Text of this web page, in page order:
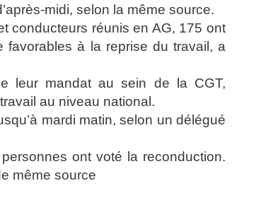
midi, selon la même source.
conducteurs réunis en AG, 175 ont
favorables à la reprise du travail, a
leur mandat au sein de la CGT,
au niveau national.
mardi matin, selon un délégué
ont voté la reconduction.
même source